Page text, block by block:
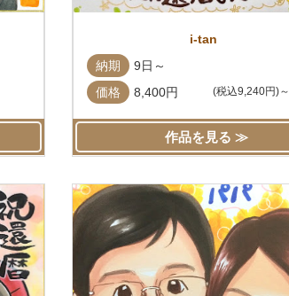
i-tan
納期
9日～
価格
8,400円 (税込9,240円)～
作品を見る ≫